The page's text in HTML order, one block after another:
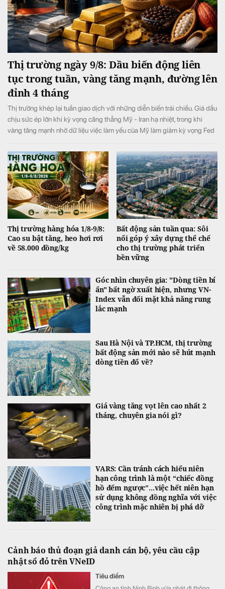
Thị trường ngày 9/8: Dầu biến động liên
tục trong tuần, vàng tăng mạnh, đường lên
đỉnh 4 tháng
Thị trường khép lại tuần giao dịch với những diễn biến trái chiều. Giá dầu
chịu sức ép lớn khi kỳ vọng căng thẳng Mỹ - Iran hạ nhiệt, trong khi
vàng tăng mạnh nhờ dữ liệu việc làm yếu của Mỹ làm giảm kỳ vọng Fed
nhất 4 tháng do lo ngại nguồn cung thiếu hụt, còn cacao và cà phê diễn
biến phân hóa.
Thị trường hàng hóa 1/8-9/8:
Cao su bật tăng, heo hơi rơi
về 58.000 đồng/kg
Bất động sản tuần qua: Sôi
nổi góp ý xây dựng thể chế
cho thị trường phát triển
bền vững
Góc nhìn chuyên gia: "Dòng tiền bí
ẩn" bất ngờ xuất hiện, nhưng VN-
Index vẫn đối mặt khả năng rung
lắc mạnh
Sau Hà Nội và TP.HCM, thị trường
bất động sản mới nào sẽ hút mạnh
dòng tiền đổ về?
Giá vàng tăng vọt lên cao nhất 2
tháng, chuyên gia nói gì?
VARS: Cần tránh cách hiểu niên
hạn công trình là một “chiếc đồng
hồ đếm ngược”...việc hết niên hạn
sử dụng không đồng nghĩa với việc
công trình mặc nhiên bị phá dỡ
Cảnh báo thủ đoạn giả danh cán bộ, yêu cầu cập
nhật sổ đỏ trên VNeID
Tiêu điểm